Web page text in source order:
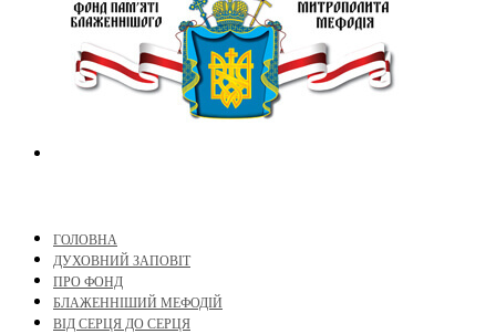
ГОЛОВНА
ДУХОВНИЙ ЗАПОВІТ
ПРО ФОНД
БЛАЖЕННІШИЙ МЕФОДІЙ
ВІД СЕРЦЯ ДО СЕРЦЯ